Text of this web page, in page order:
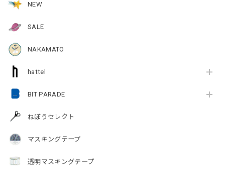
NEW
SALE
NAKAMATO
hattel
BIT PARADE
ねぼうセレクト
マスキングテープ
透明マスキングテープ